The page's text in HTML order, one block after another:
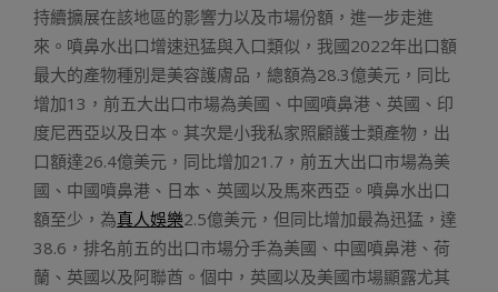
持續擴展在該地區的影響力以及市場份額，進一步走進
來。噴鼻水出口增速迅猛與入口類似，我國2022年出口額
最大的產物種別是美容護膚品，總額為28.3億美元，同比
增加13，前五大出口市場為美國、中國噴鼻港、英國、印
度尼西亞以及日本。其次是小我私家照顧護士類產物，出
口額達26.4億美元，同比增加21.7，前五大出口市場為美
國、中國噴鼻港、日本、英國以及馬來西亞。噴鼻水出口
額至少，為真人娛樂2.5億美元，但同比增加最為迅猛，達
38.6，排名前五的出口市場分手為美國、中國噴鼻港、荷
蘭、英國以及阿聯酋。個中，英國以及美國市場顯露尤其